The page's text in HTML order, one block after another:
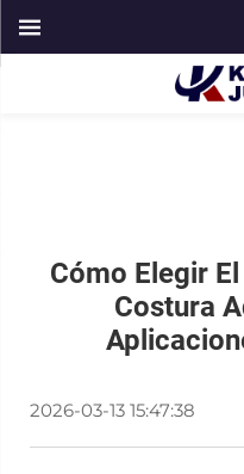
Cómo Elegir
Costura
2026-03-13 15:47:38